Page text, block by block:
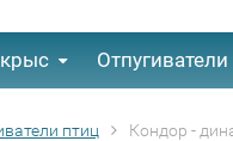
птиц Кондор -